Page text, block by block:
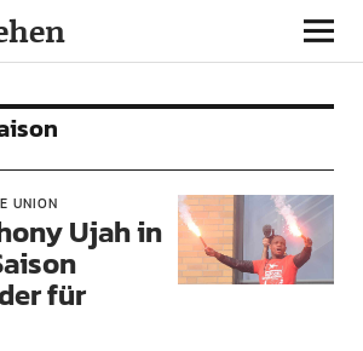
UNION
Ujah in
für